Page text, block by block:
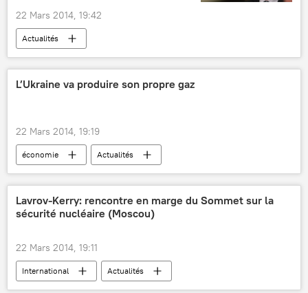
22 Mars 2014, 19:42
Actualités
L’Ukraine va produire son propre gaz
22 Mars 2014, 19:19
économie Actualités
Lavrov-Kerry: rencontre en marge du Sommet sur la
sécurité nucléaire (Moscou)
22 Mars 2014, 19:11
International Actualités